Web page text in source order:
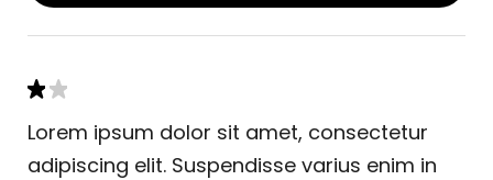
Lorem ipsum dolor sit amet, consectetur
adipiscing elit. Suspendisse varius enim in